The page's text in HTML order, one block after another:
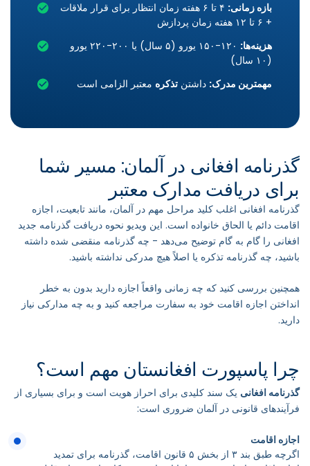
بازه زمانی:
۴ تا ۶ هفته زمان انتظار برای قرار ملاقات
+ ۶ تا ۱۲ هفته زمان پردازش
هزینه‌ها:
۱۲۰-۱۵۰ یورو (۵ سال) یا ۲۰۰-۲۲۰ یورو
(۱۰ سال)
مهمترین مدرک: داشتن تذکره معتبر الزامی است
گذرنامه افغانی در آلمان: مسیر شما
برای دریافت مدارک معتبر
گذرنامه افغانی اغلب کلید مراحل مهم در آلمان، مانند تابعیت، اجازه
اقامت دائم یا الحاق خانواده است. این ویدیو نحوه دریافت گذرنامه جدید
افغانی را گام به گام توضیح می‌دهد - چه گذرنامه منقضی شده داشته
باشید، چه گذرنامه تذکره یا اصلاً هیچ مدرکی نداشته باشید.
همچنین بررسی کنید که چه زمانی واقعاً اجازه دارید بدون به خطر
انداختن اجازه اقامت خود به سفارت مراجعه کنید و به چه مدارکی نیاز
دارید.
چرا پاسپورت افغانستان مهم است؟
گذرنامه افغانی یک سند کلیدی برای احراز هویت است و برای بسیاری از
فرآیندهای قانونی در آلمان ضروری است:
اجازه اقامت
اگرچه طبق بند ۳ از بخش ۵ قانون اقامت، گذرنامه برای تمدید